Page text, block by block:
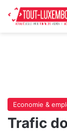
Economie &
Trafic